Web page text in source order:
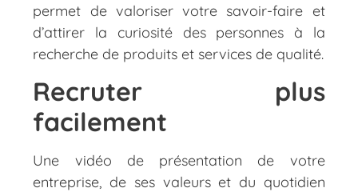
permet de valoriser votre savoir-faire et
d’attirer la curiosité des personnes à la
recherche de produits et services de qualité.
Recruter plus
facilement
Une vidéo de présentation de votre
entreprise, de ses valeurs et du quotidien